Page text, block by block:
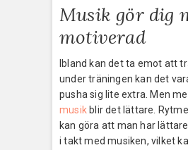
Musik gör dig
motiverad
Ibland kan det ta emot att
under träningen kan det
pusha sig lite extra. Men
musik blir det lättare.
kan göra att man har
i takt med musiken, vilket